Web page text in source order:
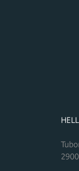
2900